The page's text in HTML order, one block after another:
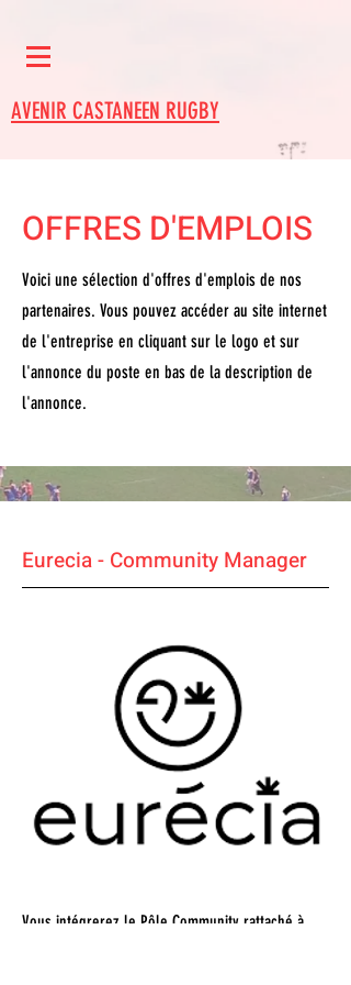
AVENIR CASTANEEN RUGBY
OFFRES D'EMPLOIS
Voici une sélection d'offres d'emplois de nos
partenaires. Vous pouvez accéder au site internet
de l'entreprise en cliquant sur le logo et sur
l'annonce du poste en bas de la description de
l'annonce.
Eurecia - Community Manager
Vous intégrerez le Pôle Community rattaché à